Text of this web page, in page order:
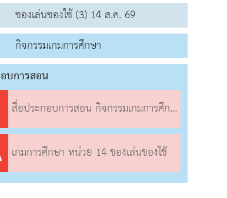
ของเล่นของใช้ (3) 14 ส.ค. 69
กิจกรรมเกมการศึกษา
บการสอน
สื่อประกอบการสอน กิจกรรมเกมการศึกษา
เกมการศึกษา หน่วย 14 ของเล่นของใช้